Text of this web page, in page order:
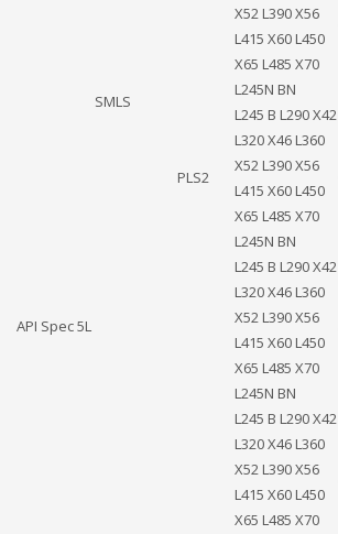
API Spec 5L
SMLS
PLS2
X52 L390 X56
L415 X60 L450
X65 L485 X70
L245N BN
L245 B L290 X42
L320 X46 L360
X52 L390 X56
L415 X60 L450
X65 L485 X70
L245N BN
L245 B L290 X42
L320 X46 L360
X52 L390 X56
L415 X60 L450
X65 L485 X70
L245N BN
L245 B L290 X42
L320 X46 L360
X52 L390 X56
L415 X60 L450
X65 L485 X70